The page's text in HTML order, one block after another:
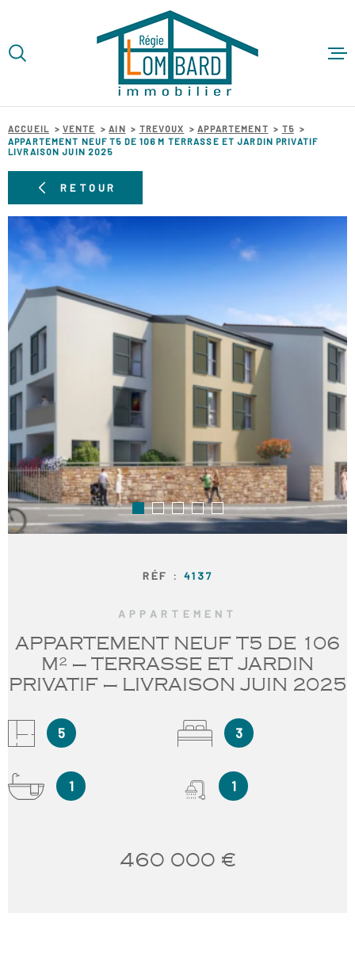
recherche
menu
principal
contenu
SYNDIC
NOS
CONTACT
ACCUEIL VENTE AIN TREVOUX APPARTEMENT
T5
APPARTEMENT NEUF T5 DE 106 M TERRASSE ET JARDIN PRIVATIF
LIVRAISON JUIN 2025
RETOUR
RÉF : 4137
APPARTEMENT
APPARTEMENT NEUF T5 DE 106
M² – TERRASSE ET JARDIN
PRIVATIF – LIVRAISON JUIN 2025
5 3
1 1
460 000 €
VOTRE
RECHERCHE
TYPE
D'OFFRE
VENTE
RECHERCHER